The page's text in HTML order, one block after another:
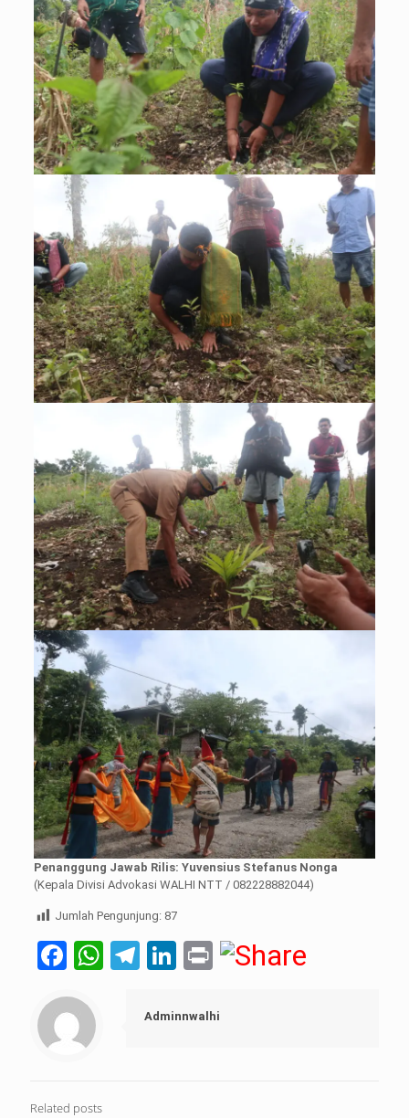
Penanggung Jawab Rilis: Yuvensius Stefanus Nonga
(Kepala Divisi Advokasi WALHI NTT / 082228882044)
Jumlah Pengunjung: 87
Facebook
WhatsApp
Telegram
LinkedIn
Print
Adminnwalhi
Related posts